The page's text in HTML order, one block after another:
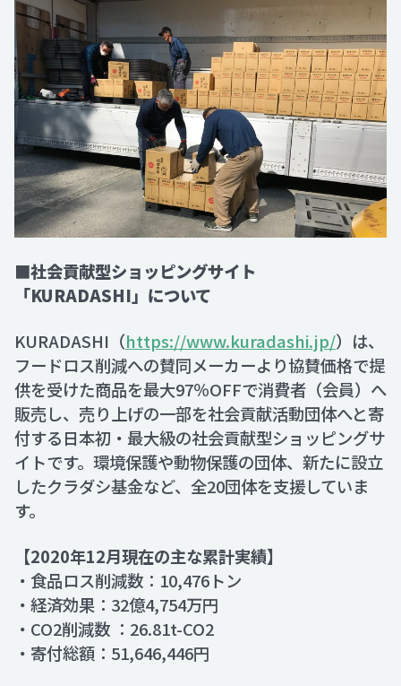
■社会貢献型ショッピングサイト
「KURADASHI」について
KURADASHI（https://www.kuradashi.jp/）は、
フードロス削減への賛同メーカーより協賛価格で提
供を受けた商品を最大97％OFFで消費者（会員）へ
販売し、売り上げの一部を社会貢献活動団体へと寄
付する日本初・最大級の社会貢献型ショッピングサ
イトです。環境保護や動物保護の団体、新たに設立
したクラダシ基金など、全20団体を支援していま
す。
【2020年12月現在の主な累計実績】
・食品ロス削減数：10,476トン
・経済効果：32億4,754万円
・CO2削減数 ：26.81t-CO2
・寄付総額：51,646,446円